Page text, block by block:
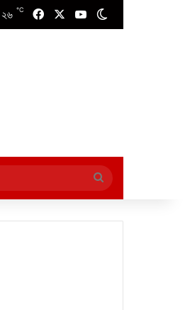
২৬ ℃ FacebookYouTube
এখানে
খুঁজুন